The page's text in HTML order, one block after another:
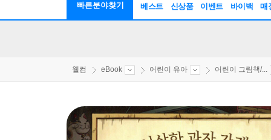
빠른분야찾기 베스트 신상품 이벤트 바이백 매
웰컴 eBook 어린이 유아 어린이 그림책/...